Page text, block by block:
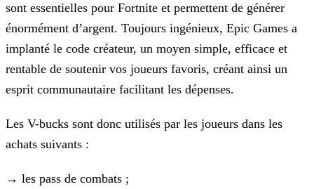
sont essentielles pour Fortnite et permettent de générer
énormément d’argent. Toujours ingénieux, Epic Games a
implanté le code créateur, un moyen simple, efficace et
rentable de soutenir vos joueurs favoris, créant ainsi un
esprit communautaire facilitant les dépenses.
Les V-bucks sont donc utilisés par les joueurs dans les
achats suivants :
→ les pass de combats ;